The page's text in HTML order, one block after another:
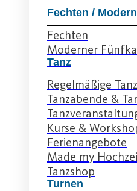
Fechten /
Fechten
Moderner
Tanz
Regelmäßige
Tanzabende &
Kurse &
Ferienangebote
Made my
Tanzshop
Turnen